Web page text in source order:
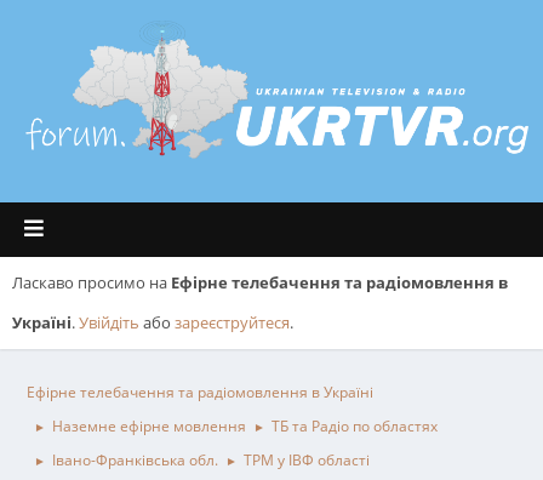
Ласкаво просимо на Ефірне телебачення та радіомовлення в
Україні.Увійдіть або зареєструйтеся.
Ефірне телебачення та радіомовлення в Україні
► Наземне ефірне мовлення ► ТБ та Радіо по областях
► Івано-Франківська обл. ► ТРМ у ІВФ області